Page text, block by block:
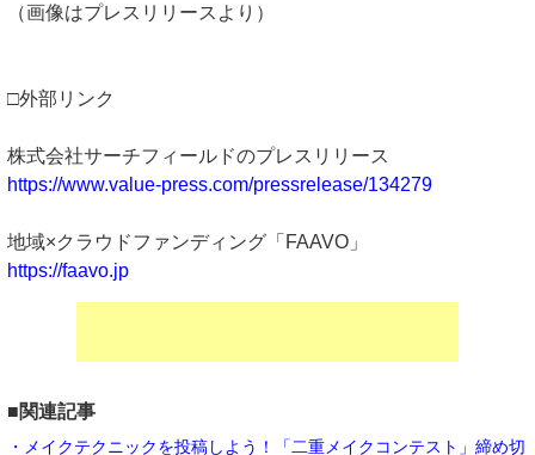
（画像はプレスリリースより）
□外部リンク
株式会社サーチフィールドのプレスリリース
https://www.value-press.com/pressrelease/134279
地域×クラウドファンディング「FAAVO」
https://faavo.jp
■関連記事
・メイクテクニックを投稿しよう！「二重メイクコンテスト」締め切